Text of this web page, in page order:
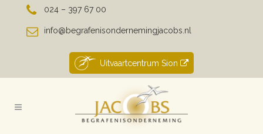
024 – 397 67 00
info@begrafenisondernemingjacobs.nl
Uitvaartcentrum Sion